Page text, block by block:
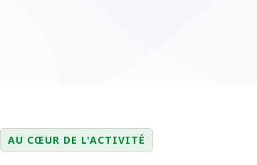
AU CŒUR DE L'ACTIVITÉ